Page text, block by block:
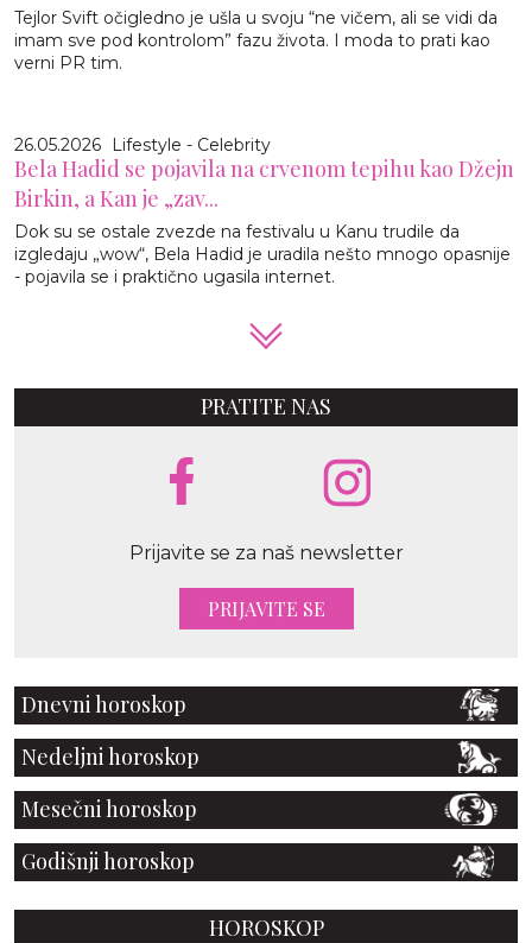
Tejlor Svift očigledno je ušla u svoju “ne vičem, ali se vidi da
imam sve pod kontrolom” fazu života. I moda to prati kao
verni PR tim.
26.05.2026 Lifestyle - Celebrity
Bela Hadid se pojavila na crvenom tepihu kao Džejn
Birkin, a Kan je „zav...
Dok su se ostale zvezde na festivalu u Kanu trudile da
izgledaju „wow“, Bela Hadid je uradila nešto mnogo opasnije
- pojavila se i praktično ugasila internet.
PRATITE NAS
Prijavite se za naš newsletter
PRIJAVITE SE
Dnevni horoskop
Nedeljni horoskop
Mesečni horoskop
Godišnji horoskop
HOROSKOP